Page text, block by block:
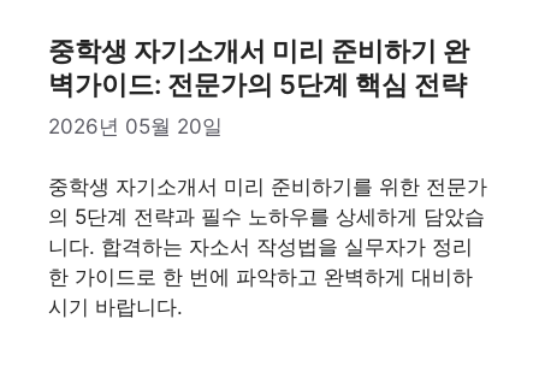
중학생 자기소개서 미리 준비하기 완
벽가이드: 전문가의 5단계 핵심 전략
2026년 05월 20일
중학생 자기소개서 미리 준비하기를 위한 전문가
의 5단계 전략과 필수 노하우를 상세하게 담았습
니다. 합격하는 자소서 작성법을 실무자가 정리
한 가이드로 한 번에 파악하고 완벽하게 대비하
시기 바랍니다.